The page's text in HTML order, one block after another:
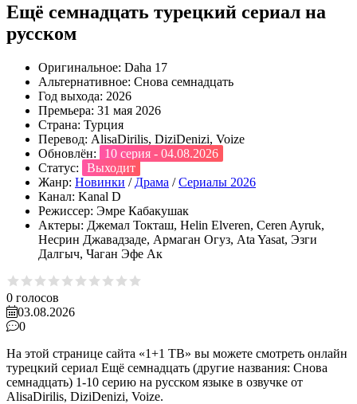
Ещё семнадцать турецкий сериал на
русском
Оригинальное: Daha 17
Альтернативное: Снова семнадцать
Год выхода: 2026
Премьера: 31 мая 2026
Страна: Турция
Перевод: AlisaDirilis, DiziDenizi, Voize
Обновлён:
10 серия - 04.08.2026
Статус:
Выходит
Жанр: Новинки / Драма /Сериалы 2026
Канал: Kanal D
Режиссер: Эмре Кабакушак
Актеры: Джемал Токташ, Helin Elveren, Ceren Ayruk,
Несрин Джавадзаде, Армаган Огуз, Ata Yasat, Эзги
Далгыч, Чаган Эфе Ак
0 голосов
03.08.2026
0
На этой странице сайта «1+1 ТВ» вы можете смотреть онлайн
турецкий сериал Ещё семнадцать (другие названия: Снова
семнадцать) 1-10 серию на русском языке в озвучке от
AlisaDirilis, DiziDenizi, Voize.